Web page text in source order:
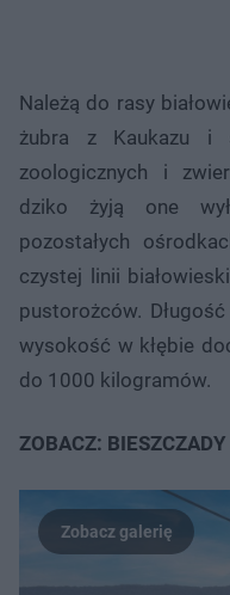
Należą do rasy
żubra z Kaukazu i
zoologicznych i
dziko żyją one
pozostałych
czystej linii
pustorożców.
wysokość w kłębie
do 1000 kilogramów.
ZOBACZ: